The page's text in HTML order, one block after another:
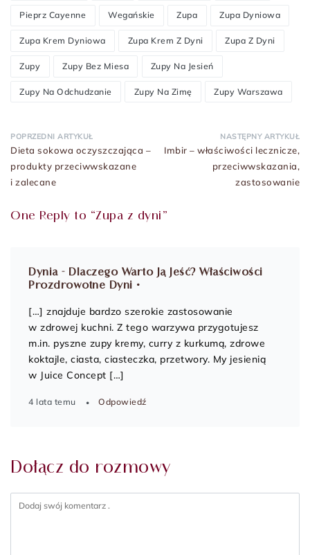
Pieprz Cayenne Wegańskie Zupa Zupa Dyniowa
Zupa Krem Dyniowa Zupa Krem Z Dyni Zupa Z Dyni
Zupy Zupy Bez Miesa Zupy Na Jesień
Zupy Na Odchudzanie Zupy Na Zimę Zupy Warszawa
POPRZEDNI ARTYKUŁ
Dieta sokowa oczyszczająca –
produkty przeciwwskazane
i zalecane
NASTĘPNY ARTYKUŁ
Imbir – właściwości lecznicze,
przeciwwskazania,
zastosowanie
One Reply to “Zupa z dyni”
Dynia - Dlaczego Warto Ją Jeść? Właściwości
Prozdrowotne Dyni •
[…] znajduje bardzo szerokie zastosowanie
w zdrowej kuchni. Z tego warzywa przygotujesz
m.in. pyszne zupy kremy, curry z kurkumą, zdrowe
koktajle, ciasta, ciasteczka, przetwory. My jesienią
w Juice Concept […]
4 lata temu Odpowiedź
Dołącz do rozmowy